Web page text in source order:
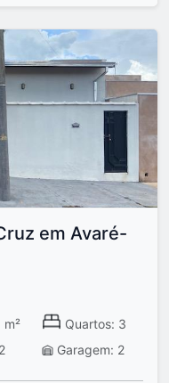
em Avaré-
Quartos: 3
Garagem: 2